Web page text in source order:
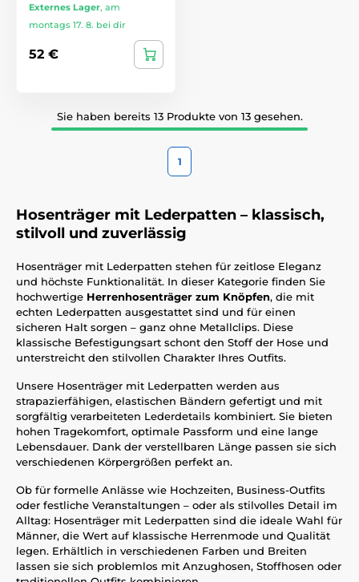
Externes Lager, am
montags 17. 8. bei dir
52 €
Sie haben bereits 13 Produkte von 13 gesehen.
1
Hosenträger mit Lederpatten – klassisch,
stilvoll und zuverlässig
Hosenträger mit Lederpatten stehen für zeitlose Eleganz
und höchste Funktionalität. In dieser Kategorie finden Sie
hochwertige Herrenhosenträger zum Knöpfen, die mit
echten Lederpatten ausgestattet sind und für einen
sicheren Halt sorgen – ganz ohne Metallclips. Diese
klassische Befestigungsart schont den Stoff der Hose und
unterstreicht den stilvollen Charakter Ihres Outfits.
Unsere Hosenträger mit Lederpatten werden aus
strapazierfähigen, elastischen Bändern gefertigt und mit
sorgfältig verarbeiteten Lederdetails kombiniert. Sie bieten
hohen Tragekomfort, optimale Passform und eine lange
Lebensdauer. Dank der verstellbaren Länge passen sie sich
verschiedenen Körpergrößen perfekt an.
Ob für formelle Anlässe wie Hochzeiten, Business-Outfits
oder festliche Veranstaltungen – oder als stilvolles Detail im
Alltag: Hosenträger mit Lederpatten sind die ideale Wahl für
Männer, die Wert auf klassische Herrenmode und Qualität
legen. Erhältlich in verschiedenen Farben und Breiten
lassen sie sich problemlos mit Anzughosen, Stoffhosen oder